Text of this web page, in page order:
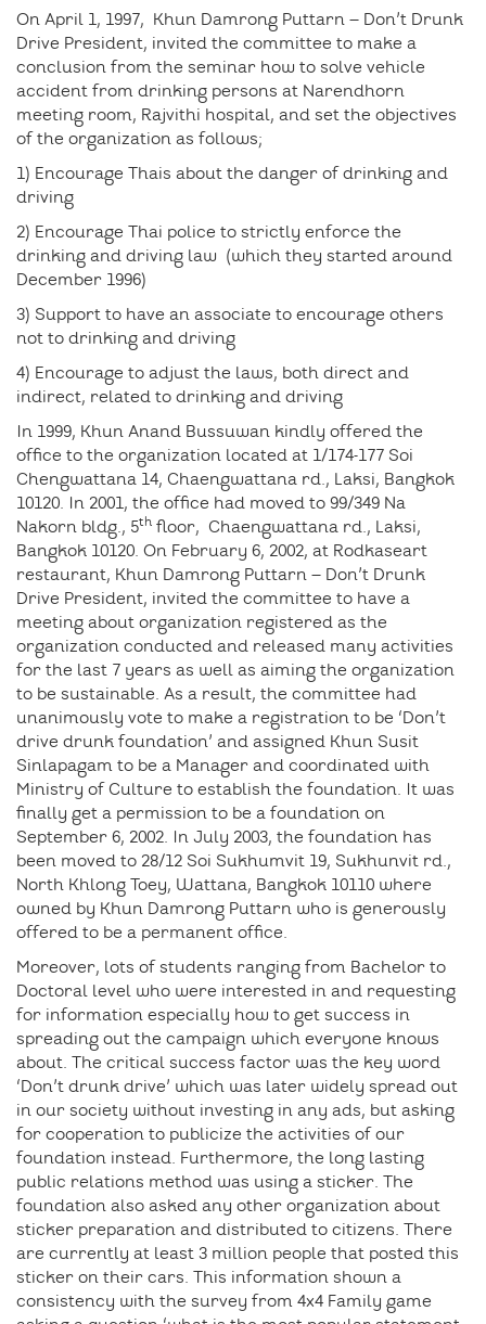
On April 1, 1997, Khun Damrong Puttarn – Don’t Drunk
Drive President, invited the committee to make a
conclusion from the seminar how to solve vehicle
accident from drinking persons at Narendhorn
meeting room, Rajvithi hospital, and set the objectives
of the organization as follows;
1) Encourage Thais about the danger of drinking and
driving
2) Encourage Thai police to strictly enforce the
drinking and driving law (which they started around
December 1996)
3) Support to have an associate to encourage others
not to drinking and driving
4) Encourage to adjust the laws, both direct and
indirect, related to drinking and driving
In 1999, Khun Anand Bussuwan kindly offered the
office to the organization located at 1/174-177 Soi
Chengwattana 14, Chaengwattana rd., Laksi, Bangkok
10120. In 2001, the office had moved to 99/349 Na
Nakorn bldg., 5th floor, Chaengwattana rd., Laksi,
Bangkok 10120. On February 6, 2002, at Rodkaseart
restaurant, Khun Damrong Puttarn – Don’t Drunk
Drive President, invited the committee to have a
meeting about organization registered as the
organization conducted and released many activities
for the last 7 years as well as aiming the organization
to be sustainable. As a result, the committee had
unanimously vote to make a registration to be ‘Don’t
drive drunk foundation’ and assigned Khun Susit
Sinlapagam to be a Manager and coordinated with
Ministry of Culture to establish the foundation. It was
finally get a permission to be a foundation on
September 6, 2002. In July 2003, the foundation has
been moved to 28/12 Soi Sukhumvit 19, Sukhunvit rd.,
North Khlong Toey, Wattana, Bangkok 10110 where
owned by Khun Damrong Puttarn who is generously
offered to be a permanent office.
Moreover, lots of students ranging from Bachelor to
Doctoral level who were interested in and requesting
for information especially how to get success in
spreading out the campaign which everyone knows
about. The critical success factor was the key word
‘Don’t drunk drive’ which was later widely spread out
in our society without investing in any ads, but asking
for cooperation to publicize the activities of our
foundation instead. Furthermore, the long lasting
public relations method was using a sticker. The
foundation also asked any other organization about
sticker preparation and distributed to citizens. There
are currently at least 3 million people that posted this
sticker on their cars. This information shown a
consistency with the survey from 4x4 Family game